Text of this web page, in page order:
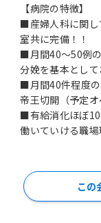
【病院の特徴】
■産婦人科に関し
室共に完備！！
■月間40～50例
分娩を基本として
■月間40件程度の
帝王切開（予定オ
■有給消化ほぼ
働いていける職場
この